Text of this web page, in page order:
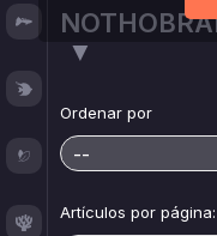
Fresh
Plants
Corals
▼
Ordenar por
Artículos por página: